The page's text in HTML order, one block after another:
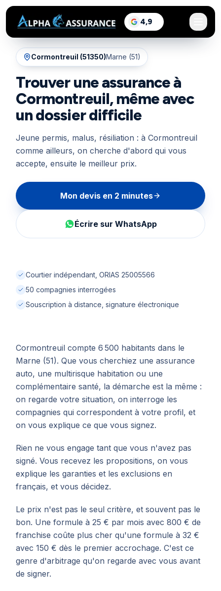
4,9
sur Google, voir les
Cormontreuil (51350)Marne (51)
Trouver une assurance à
Cormontreuil, même avec
un dossier difficile
Jeune permis, malus, résiliation : à Cormontreuil
comme ailleurs, on cherche d'abord qui vous
accepte, ensuite le meilleur prix.
Mon devis en 2 minutes
Écrire sur WhatsApp
Courtier indépendant, ORIAS 25005566
50 compagnies interrogées
Souscription à distance, signature électronique
Cormontreuil compte 6 500 habitants dans le
Marne (51). Que vous cherchiez une assurance
auto, une multirisque habitation ou une
complémentaire santé, la démarche est la même :
on regarde votre situation, on interroge les
compagnies qui correspondent à votre profil, et
on vous explique ce que vous signez.
Rien ne vous engage tant que vous n'avez pas
signé. Vous recevez les propositions, on vous
explique les garanties et les exclusions en
français, et vous décidez.
Le prix n'est pas le seul critère, et souvent pas le
bon. Une formule à 25 € par mois avec 800 € de
franchise coûte plus cher qu'une formule à 32 €
avec 150 € dès le premier accrochage. C'est ce
genre d'arbitrage qu'on regarde avec vous avant
de signer.